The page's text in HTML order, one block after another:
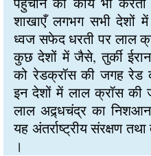
शाखाएँ लगभग सभी देशों
ध्वज सफेद धरती पर लाल
कुछ देशों में जैसे, तुर्की
को रेडक्रॉस की जगह
इन देशों में लाल क्रॉस की
लाल अद्र्धचंद्र का
यह अंतर्राष्ट्रीय संरक्षण
।